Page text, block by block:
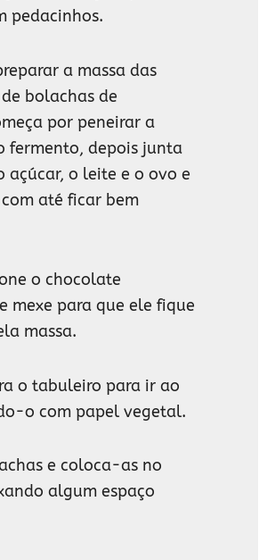
pedacinhos.
a massa das
bolachas de
por peneirar a
fermento, depois junta
açúcar, o leite e o ovo e
até ficar bem
o chocolate
mexe para que ele fique
massa.
o tabuleiro para ir ao
o com papel vegetal.
e coloca-as no
algum espaço